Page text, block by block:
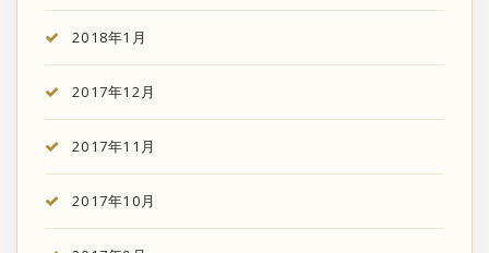
2018年1月
2017年12月
2017年11月
2017年10月